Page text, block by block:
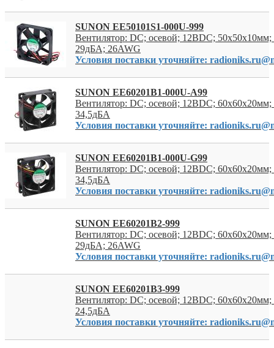
SUNON EE50101S1-000U-999
Вентилятор: DC; осевой; 12ВDC; 50x50x10мм;
29дБА; 26AWG
Условия поставки уточняйте:
SUNON EE60201B1-000U-A99
Вентилятор: DC; осевой; 12ВDC; 60x60x20мм;
34,5дБА
Условия поставки уточняйте:
SUNON EE60201B1-000U-G99
Вентилятор: DC; осевой; 12ВDC; 60x60x20мм;
34,5дБА
Условия поставки уточняйте:
SUNON EE60201B2-999
Вентилятор: DC; осевой; 12ВDC; 60x60x20мм;
29дБА; 26AWG
Условия поставки уточняйте:
SUNON EE60201B3-999
Вентилятор: DC; осевой; 12ВDC; 60x60x20мм;
24,5дБА
Условия поставки уточняйте: